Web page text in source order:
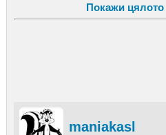
Aromatic lavender and
the concoction.
Покажи цялото
maniakasl